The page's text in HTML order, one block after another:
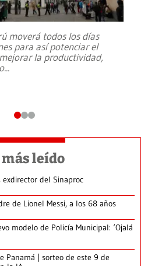
moverá todos los días
para así potenciar el
la productividad,
...
más leído
exdirector del Sinaproc
de Lionel Messi, a los 68 años
modelo de Policía Municipal: ‘Ojalá
Panamá | sorteo de este 9 de